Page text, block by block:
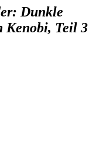
Dunkle
Kenobi, Teil 3